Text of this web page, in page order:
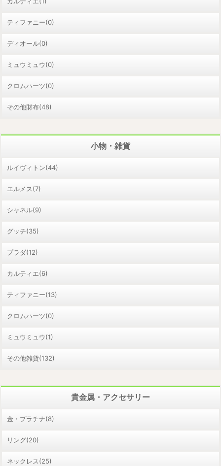
ティファニー(0)
ディオール(0)
ミュウミュウ(0)
クロムハーツ(0)
その他財布(48)
小物・雑貨
ルイヴィトン(44)
エルメス(7)
シャネル(9)
グッチ(35)
プラダ(12)
カルティエ(6)
ティファニー(13)
クロムハーツ(0)
ミュウミュウ(1)
その他雑貨(132)
貴金属・アクセサリー
金・プラチナ(8)
リング(20)
ネックレス(25)